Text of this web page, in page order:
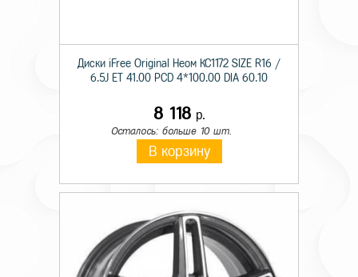
Диски iFree Original Неом КС1172 SIZE R16 /
6.5J ET 41.00 PCD 4*100.00 DIA 60.10
8 118 р.
Осталось: больше 10 шт.
В корзину